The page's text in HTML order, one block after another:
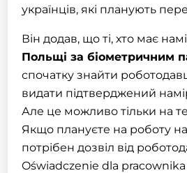
українців, які планують
Він додав, що ті, хто має
Польщі за біометричним
спочаткузнайти
видати підтверджений
Але це можливо тільки на
Якщо плануєте на роботу на
потрібен дозвіл від
Oświadczenie dla pracownika